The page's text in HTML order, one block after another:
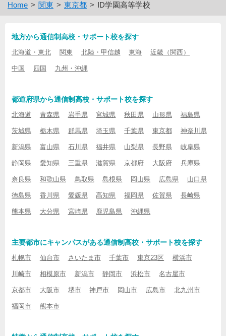
Home 関東 東京都 ID学園高等学校
地方から通信制高校・サポート校を探す
北海道・東北 関東 北陸・甲信越 東海 近畿（関西）
中国 四国 九州・沖縄
都道府県から通信制高校・サポート校を探す
北海道 青森県 岩手県 宮城県 秋田県 山形県 福島県
茨城県 栃木県 群馬県 埼玉県 千葉県 東京都 神奈川県
新潟県 富山県 石川県 福井県 山梨県 長野県 岐阜県
静岡県 愛知県 三重県 滋賀県 京都府 大阪府 兵庫県
奈良県 和歌山県 鳥取県 島根県 岡山県 広島県 山口県
徳島県 香川県 愛媛県 高知県 福岡県 佐賀県 長崎県
熊本県 大分県 宮崎県 鹿児島県 沖縄県
主要都市にキャンパスがある通信制高校・サポート校を探す
札幌市 仙台市 さいたま市 千葉市 東京23区 横浜市
川崎市 相模原市 新潟市 静岡市 浜松市 名古屋市
京都市 大阪市 堺市 神戸市 岡山市 広島市 北九州市
福岡市 熊本市